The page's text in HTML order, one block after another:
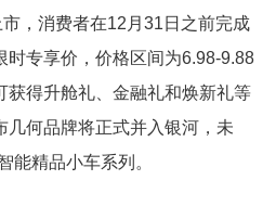
，消费者在12月31日之前完成
时专享价，价格区间为6.98-9.88
获得升舱礼、金融礼和焕新礼等
几何品牌将正式并入银河，未
能精品小车系列。